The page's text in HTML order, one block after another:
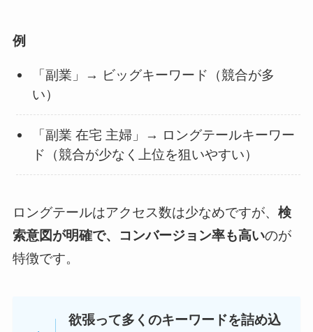
例
「副業」→ ビッグキーワード（競合が多
い）
「副業 在宅 主婦」→ ロングテールキーワー
ド（競合が少なく上位を狙いやすい）
ロングテールはアクセス数は少なめですが、 検
索意図が明確で、コンバージョン率も高いのが
特徴です。
欲張って多くのキーワードを詰め込